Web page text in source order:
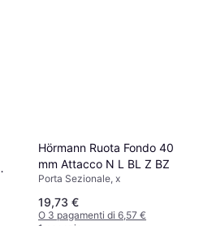
Hörmann Ruota Fondo 40
mm Attacco N L BL Z BZ
Porta Sezionale, x
19,73 €
O 3 pagamenti di 6,57 €